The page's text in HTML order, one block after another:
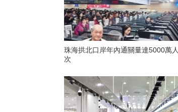
珠海拱北口岸年內通關量達5000萬人
次